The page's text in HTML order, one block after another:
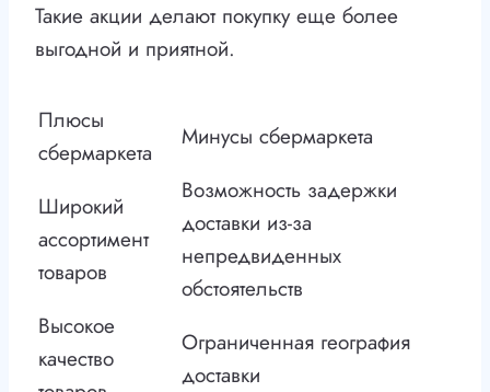
Такие акции делают покупку еще более
выгодной и приятной.
Плюсы
сбермаркета
Минусы сбермаркета
Широкий
ассортимент
товаров
Возможность задержки
доставки из-за
непредвиденных
обстоятельств
Высокое
качество
Ограниченная география
доставки